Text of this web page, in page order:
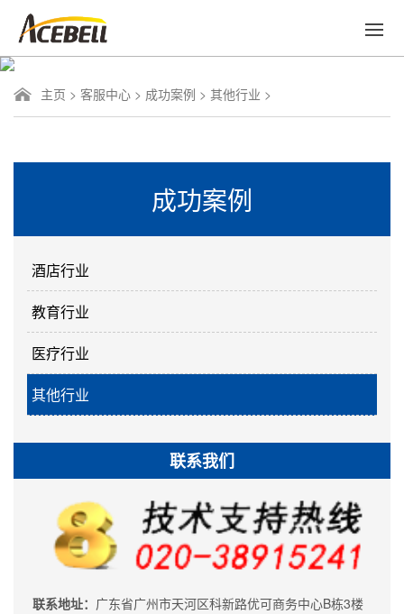
主页 > 客服中心 > 成功案例 > 其他行业 >
成功案例
酒店行业
教育行业
医疗行业
其他行业
联系我们
联系地址： 广东省广州市天河区科新路优可商务中心B栋3楼